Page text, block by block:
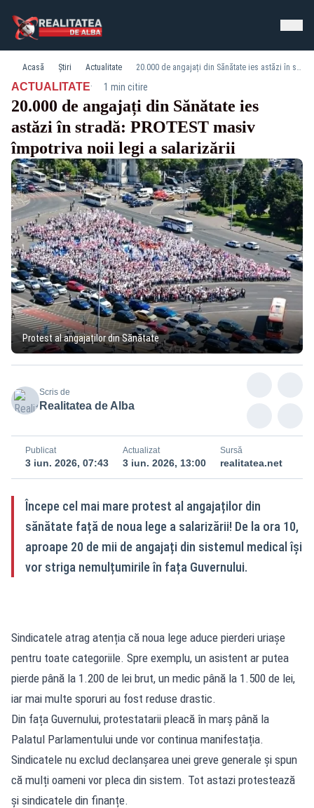
Acasă Știri Actualitate 20.000 de angajați din Sănătate ies astăzi în stradă: PROTEST masiv împotriva noii legi a salarizării
ACTUALITATE· 1 min citire
20.000 de angajați din Sănătate ies
astăzi în stradă: PROTEST masiv
împotriva noii legi a salarizării
Protest al angajaților din Sănătate
Scris de
Realitatea de Alba
Publicat
3 iun. 2026, 07:43
Actualizat
3 iun. 2026, 13:00
Sursă
realitatea.net
Începe cel mai mare protest al angajaților din
sănătate față de noua lege a salarizării! De la ora 10,
aproape 20 de mii de angajați din sistemul medical își
vor striga nemulțumirile în fața Guvernului.
Sindicatele atrag atenția că noua lege aduce pierderi uriașe
pentru toate categoriile. Spre exemplu, un asistent ar putea
pierde până la 1.200 de lei brut, un medic până la 1.500 de lei,
iar mai multe sporuri au fost reduse drastic.
Din fața Guvernului, protestatarii pleacă în marș până la
Palatul Parlamentului unde vor continua manifestația.
Sindicatele nu exclud declanșarea unei greve generale și spun
că mulți oameni vor pleca din sistem. Tot astazi protestează
și sindicatele din finanțe.